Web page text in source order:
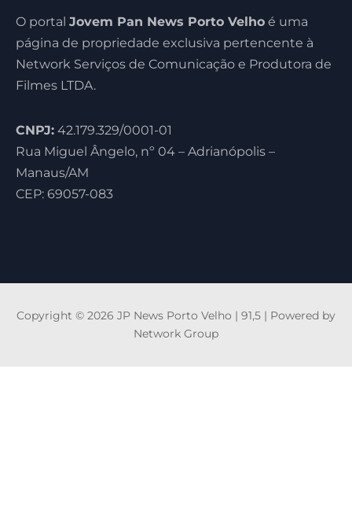
O portal Jovem Pan News Porto Velho é uma
página de propriedade exclusiva pertencente à
Network Serviços de Comunicação e Produtora de
Filmes LTDA.
CNPJ: 42.179.329/0001-01
Rua Miguel Ângelo, nº 04 – Adrianópolis –
Manaus/AM
CEP: 69057-083
Copyright © 2026 JP News Porto Velho | 91,5 | Powered by
Network Group